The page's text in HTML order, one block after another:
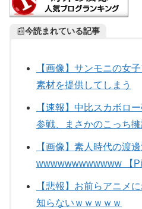
📰今読まれている記事
【画像】サンモニの女
素材を提供してしまう
【速報】中比スカボロ
参戦、まさかのこっち
【画像】素人時代の渡
wwwwwwwwwwww 【
【悲報】お前らアニメ
知らないｗｗｗｗｗ